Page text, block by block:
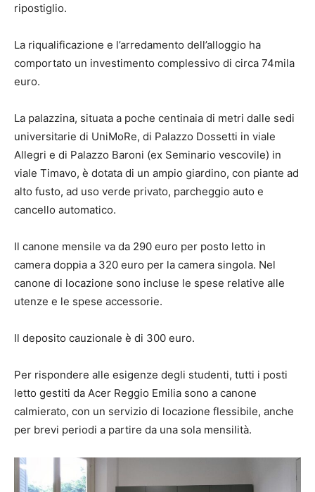
ripostiglio.
La riqualificazione e l’arredamento dell’alloggio ha
comportato un investimento complessivo di circa 74mila
euro.
La palazzina, situata a poche centinaia di metri dalle sedi
universitarie di UniMoRe, di Palazzo Dossetti in viale
Allegri e di Palazzo Baroni (ex Seminario vescovile) in
viale Timavo, è dotata di un ampio giardino, con piante ad
alto fusto, ad uso verde privato, parcheggio auto e
cancello automatico.
Il canone mensile va da 290 euro per posto letto in
camera doppia a 320 euro per la camera singola. Nel
canone di locazione sono incluse le spese relative alle
utenze e le spese accessorie.
Il deposito cauzionale è di 300 euro.
Per rispondere alle esigenze degli studenti, tutti i posti
letto gestiti da Acer Reggio Emilia sono a canone
calmierato, con un servizio di locazione flessibile, anche
per brevi periodi a partire da una sola mensilità.